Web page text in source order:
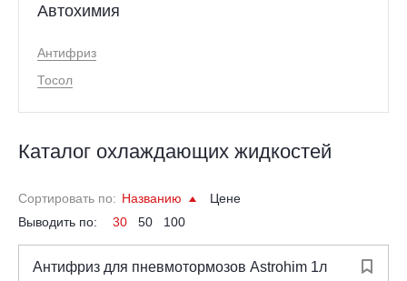
Автохимия
Антифриз
Тосол
Каталог охлаждающих жидкостей
Сортировать по: Названию
Цене
Выводить по:
30 50 100

Антифриз для пневмотормозов Astrohim 1л